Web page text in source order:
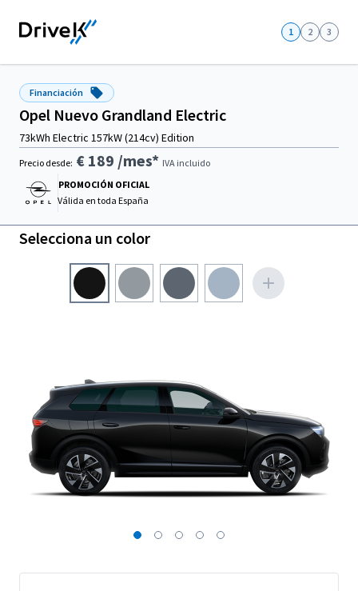
1 2 3
Financiación
Opel Nuevo Grandland Electric
73kWh Electric 157kW (214cv) Edition
Precio desde: € 189 /mes* IVA incluido
PROMOCIÓN OFICIAL
Válida en toda España
Selecciona un color